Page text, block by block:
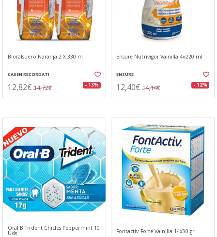
Bioralsuero Naranja 2 X 330 ml
CASEN RECORDATI
12,82€ 14,72€ - 13%
Ensure Nutrivigor Vainilla 4x220 ml
ENSURE
12,40€ 14,14€ - 12%
Oral B Trident Chicles Peppermint 10
Uds Fontactiv Forte Vainilla 14x30 gr